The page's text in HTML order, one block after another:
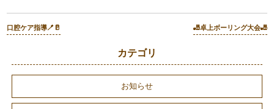
口腔ケア指導🪥🥛 🎳卓上ボーリング大会🎳
カテゴリ
お知らせ